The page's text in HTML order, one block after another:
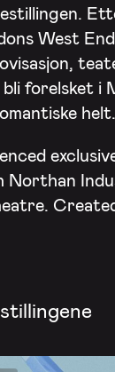
West
forelsket i
helt.